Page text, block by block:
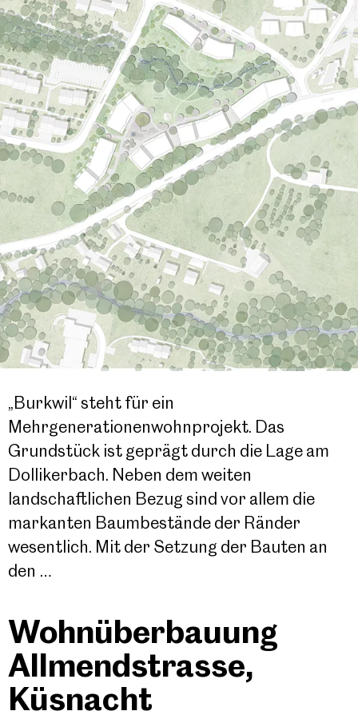
„Burkwil“ steht für ein
Mehrgenerationenwohnprojekt. Das
Grundstück ist geprägt durch die Lage am
Dollikerbach. Neben dem weiten
landschaftlichen Bezug sind vor allem die
markanten Baumbestände der Ränder
wesentlich. Mit der Setzung der Bauten an
den …
Wohnüberbauung
Allmendstrasse,
Küsnacht